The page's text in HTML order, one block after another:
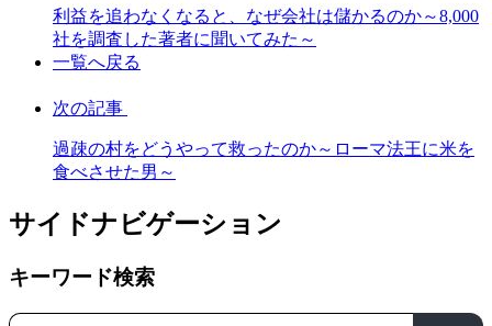
利益を追わなくなると、なぜ会社は儲かるのか～8,000
社を調査した著者に聞いてみた～
一覧へ戻る
次の記事
過疎の村をどうやって救ったのか～ローマ法王に米を
食べさせた男～
サイドナビゲーション
キーワード検索